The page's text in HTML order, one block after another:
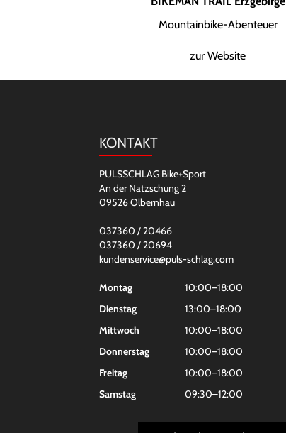
Mountainbike-Abenteuer
zur Website
KONTAKT
PULSSCHLAG Bike+Sport
An der Natzschung 2
09526 Olbernhau
037360 / 20466
037360 / 20694
kundenservice@puls-schlag.com
Montag
10:00–18:00
Dienstag
13:00–18:00
Mittwoch
10:00–18:00
Donnerstag
10:00–18:00
Freitag
10:00–18:00
Samstag
09:30–12:00